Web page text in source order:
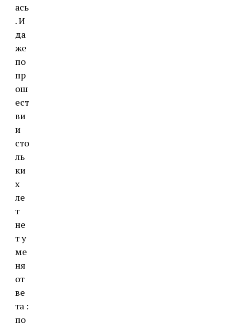
ась
. И
да
же
по
пр
ош
ест
ви
и
сто
ль
ки
х
ле
т
не
т у
ме
ня
от
ве
та :
по